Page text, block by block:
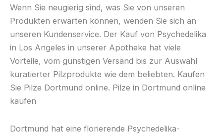
Wenn Sie neugierig sind, was Sie von unseren
Produkten erwarten können, wenden Sie sich an
unseren Kundenservice. Der Kauf von Psychedelika
in Los Angeles in unserer Apotheke hat viele
Vorteile, vom günstigen Versand bis zur Auswahl
kuratierter Pilzprodukte wie dem beliebten. Kaufen
Sie Pilze Dortmund online. Pilze in Dortmund online
kaufen
Dortmund hat eine florierende Psychedelika-